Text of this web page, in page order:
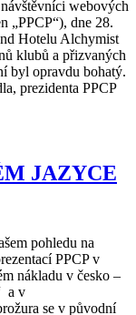
webových
„PPCP“), dne 28.
Hotelu Alchymist
klubů a přizvaných
byl opravdu bohatý.
prezidenta PPCP
JAZYCE
pohledu na
PPCP v
nákladu v česko –
a v
se v původní